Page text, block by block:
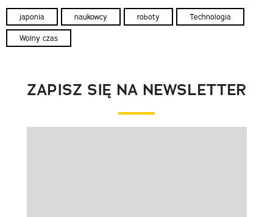
japonia naukowcy roboty Technologia
Wolny czas
ZAPISZ SIĘ NA NEWSLETTER